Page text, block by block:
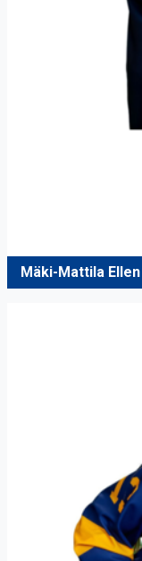
Mäki-Mattila Ellen